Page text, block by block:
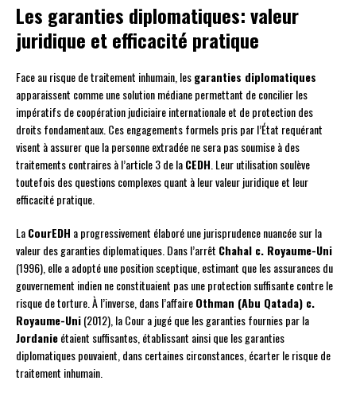
Les garanties diplomatiques: valeur
juridique et efficacité pratique
Face au risque de traitement inhumain, lesgaranties diplomatiques
apparaissent comme une solution médiane permettant de concilier les
impératifs de coopération judiciaire internationale et de protection des
droits fondamentaux. Ces engagements formels pris par l’État requérant
visent à assurer que la personne extradée ne sera pas soumise à des
traitements contraires à l’article 3 de laCEDH. Leur utilisation soulève
toutefois des questions complexes quant à leur valeur juridique et leur
efficacité pratique.
LaCourEDH a progressivement élaboré une jurisprudence nuancée sur la
valeur des garanties diplomatiques. Dans l’arrêt Chahal c. Royaume-Uni
(1996), elle a adopté une position sceptique, estimant que les assurances du
gouvernement indien ne constituaient pas une protection suffisante contre le
risque de torture. À l’inverse, dans l’affaireOthman (Abu Qatada) c.
Royaume-Uni(2012), la Cour a jugé que les garanties fournies par la
Jordanieétaient suffisantes, établissant ainsi que les garanties
diplomatiques pouvaient, dans certaines circonstances, écarter le risque de
traitement inhumain.